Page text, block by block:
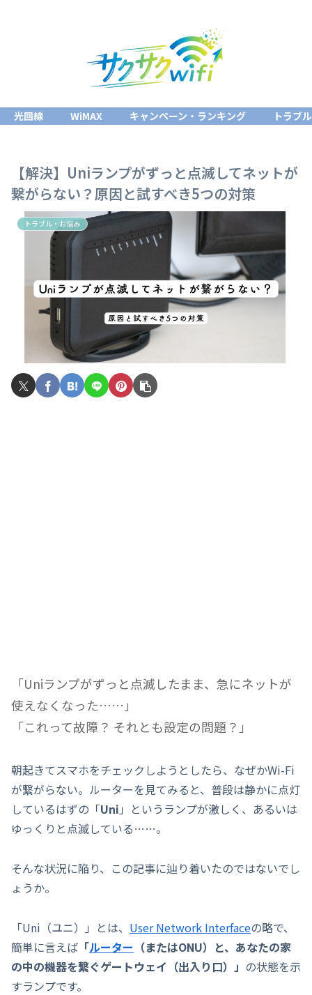
光回線 WiMAX キャンペーン・ランキング トラブ
【解決】Uniランプがずっと点滅してネットが
繋がらない？原因と試すべき5つの対策
トラブル・お悩み
「Uniランプがずっと点滅したまま、急にネットが
使えなくなった……」
「これって故障？ それとも設定の問題？」
朝起きてスマホをチェックしようとしたら、なぜかWi-Fi
が繋がらない。ルーターを見てみると、普段は静かに点灯
しているはずの「Uni 」というランプが激しく、あるいは
ゆっくりと点滅している……。
そんな状況に陥り、この記事に辿り着いたのではないでし
ょうか。
「Uni（ユニ）」とは、 User Network Interfaceの略で、
簡単に言えば 「ルーター （またはONU）と、あなたの家
の中の機器を繋ぐゲートウェイ（出入り口）」 の状態を示
すランプです。